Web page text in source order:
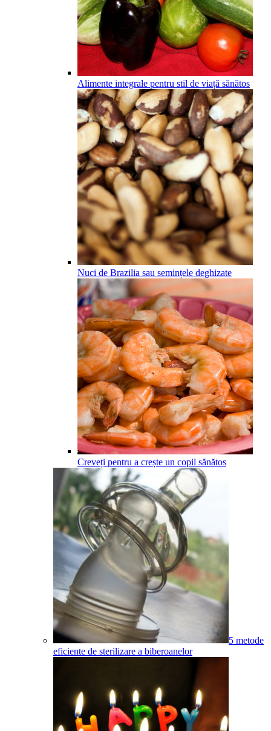
Alimente integrale pentru stil de viață sănătos
Nuci de Brazilia sau semințele deghizate
Creveți pentru a crește un copil sănătos
5 metode
eficiente de sterilizare a biberoanelor